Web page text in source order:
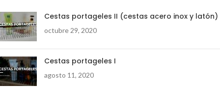
Cestas portageles II (cestas acero inox y latón)
octubre 29, 2020
Cestas portageles I
agosto 11, 2020